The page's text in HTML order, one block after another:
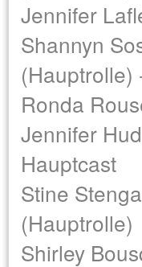
Jennifer
Shannyn
(Hauptrolle)
Ronda
Jennifer
Hauptcast
Stine
(Hauptrolle)
Shirley